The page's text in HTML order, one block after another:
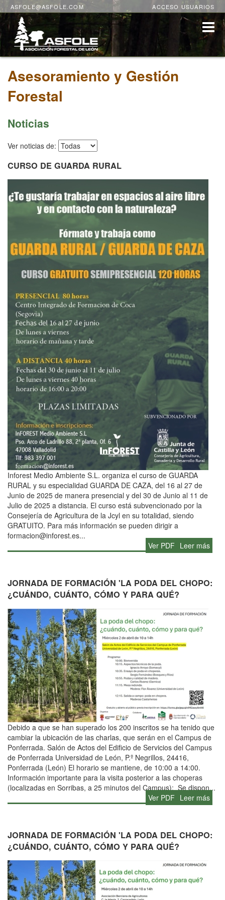
ASFOLE@ASFOLE.COM ACCESO USUARIOS
Asesoramiento y Gestión
Forestal
Noticias
Ver noticias de:
CURSO DE GUARDA RURAL
Inforest Medio Ambiente S.L. organiza el curso de GUARDA
RURAL y su especialidad GUARDA DE CAZA, del 16 al 27 de
Junio de 2025 de manera presencial y del 30 de Junio al 11 de
Julio de 2025 a distancia. El curso está subvencionado por la
Consejería de Agricultura de la Jcyl en su totalidad, siendo
GRATUITO. Para más información se pueden dirigir a
formacion@inforest.es...
Ver PDF Leer más
JORNADA DE FORMACIÓN 'LA PODA DEL CHOPO:
¿CUÁNDO, CUÁNTO, CÓMO Y PARA QUÉ?
Debido a que se han superado los 200 inscritos se ha tenido que
cambiar la ubicación de las charlas, que serán en el Campus de
Ponferrada. Salón de Actos del Edificio de Servicios del Campus
de Ponferrada Universidad de León, P.º Negrillos, 24416,
Ponferrada (León) El horario se mantiene, de 10:00 a 14:00.
Información importante para la visita posterior a las choperas
(localizadas en Sorribas, a 25 minutos del Campus): Se dispon...
Ver PDF Leer más
JORNADA DE FORMACIÓN 'LA PODA DEL CHOPO:
¿CUÁNDO, CUÁNTO, CÓMO Y PARA QUÉ?